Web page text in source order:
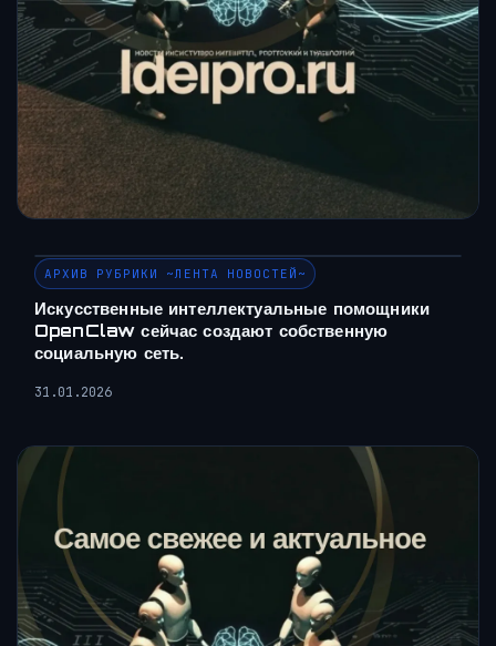
АРХИВ РУБРИКИ ~ЛЕНТА НОВОСТЕЙ~
Искусственные интеллектуальные помощники
OpenClaw сейчас создают собственную
социальную сеть.
31.01.2026